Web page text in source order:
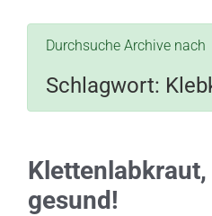
Durchsuche Archive nach
Schlagwort:
gesund!